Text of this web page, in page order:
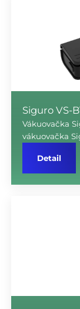
Siguro VS-
Vákuovačka
vákuovačka
Detail